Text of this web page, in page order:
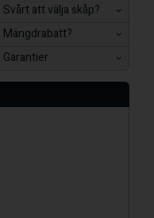
Svårt att välja skåp?
Mängdrabatt?
Garantier